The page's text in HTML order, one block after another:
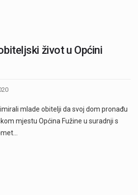
život u Općini
mlade obitelji da svoj dom pronađu
mjestu Općina Fužine u suradnji s